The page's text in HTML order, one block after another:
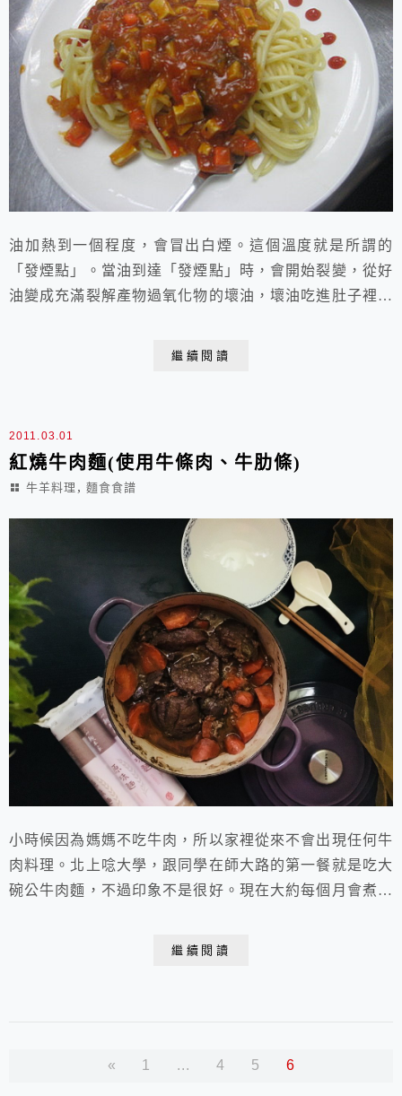
油加熱到一個程度，會冒出白煙。這個溫度就是所謂的
「發煙點」。當油到達「發煙點」時，會開始裂變，從好
油變成充滿裂解產物過氧化物的壞油，壞油吃進肚子裡，
繼續閱讀
2011.03.01
紅燒牛肉麵(使用牛條肉、牛肋條)
牛羊料理 , 麵食食譜
小時候因為媽媽不吃牛肉，所以家裡從來不會出現任何牛
肉料理。北上唸大學，跟同學在師大路的第一餐就是吃大
碗公牛肉麵，不過印象不是很好。現在大約每個月會煮一
繼續閱讀
« 1 ... 4 5 6